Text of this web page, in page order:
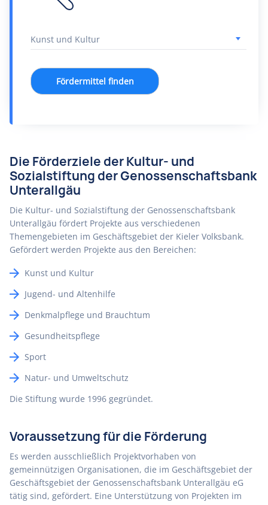
Fördermittel finden
Die Förderziele der Kultur- und
Sozialstiftung der Genossenschaftsbank
Unterallgäu
Die Kultur- und Sozialstiftung der Genossenschaftsbank
Unterallgäu fördert Projekte aus verschiedenen
Themengebieten im Geschäftsgebiet der Kieler Volksbank.
Gefördert werden Projekte aus den Bereichen:
Kunst und Kultur
Jugend- und Altenhilfe
Denkmalpflege und Brauchtum
Gesundheitspflege
Sport
Natur- und Umweltschutz
Die Stiftung wurde 1996 gegründet.
Voraussetzung für die Förderung
Es werden ausschließlich Projektvorhaben von
gemeinnützigen Organisationen, die im Geschäftsgebiet der
Geschäftsgebiet der Genossenschaftsbank Unterallgäu eG
tätig sind, gefördert. Eine Unterstützung von Projekten im